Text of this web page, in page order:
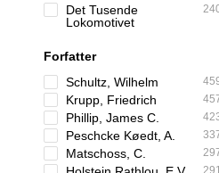
Det Tusende
Lokomotivet
Forfatter
Schultz, Wilhelm
Krupp, Friedrich
Phillip, James C.
Peschcke Køedt, A.
Matschoss, C.
291